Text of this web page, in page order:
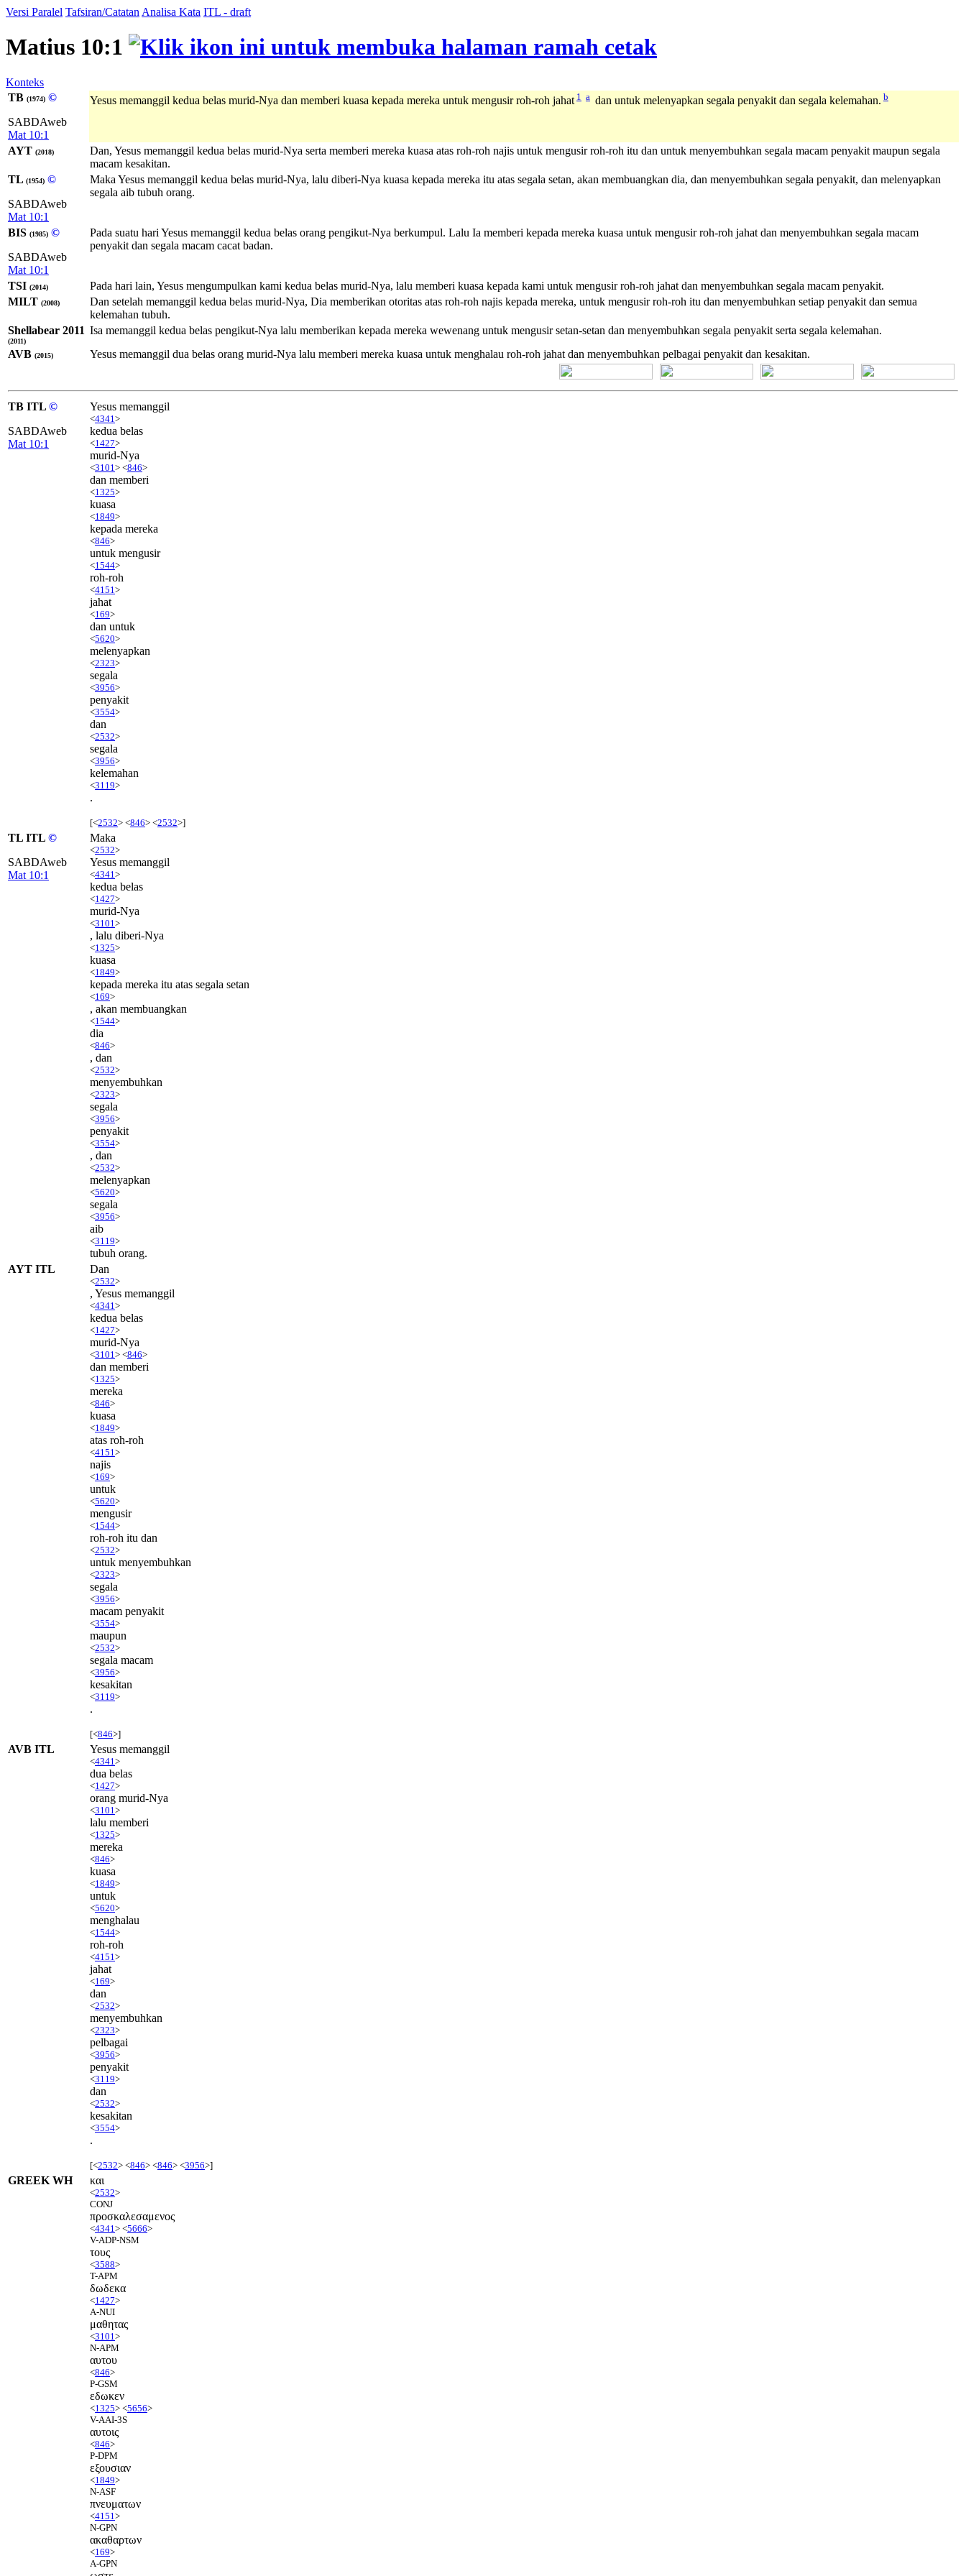
Versi Paralel Tafsiran/Catatan Analisa Kata ITL - draft
Matius 10:1
Konteks
TB (1974) ©
SABDAweb
Mat 10:1
Yesus memanggil kedua belas murid-Nya dan memberi kuasa kepada mereka untuk mengusir roh-roh jahat 1 a dan untuk melenyapkan segala penyakit dan segala kelemahan. b
AYT (2018)
Dan, Yesus memanggil kedua belas murid-Nya serta memberi mereka kuasa atas roh-roh najis untuk mengusir roh-roh itu dan untuk menyembuhkan segala macam penyakit maupun segala
macam kesakitan.
TL (1954) ©
SABDAweb
Mat 10:1
Maka Yesus memanggil kedua belas murid-Nya, lalu diberi-Nya kuasa kepada mereka itu atas segala setan, akan membuangkan dia, dan menyembuhkan segala penyakit, dan melenyapkan
segala aib tubuh orang.
BIS (1985) ©
SABDAweb
Mat 10:1
Pada suatu hari Yesus memanggil kedua belas orang pengikut-Nya berkumpul. Lalu Ia memberi kepada mereka kuasa untuk mengusir roh-roh jahat dan menyembuhkan segala macam
penyakit dan segala macam cacat badan.
TSI (2014)
Pada hari lain, Yesus mengumpulkan kami kedua belas murid-Nya, lalu memberi kuasa kepada kami untuk mengusir roh-roh jahat dan menyembuhkan segala macam penyakit.
MILT (2008)
Dan setelah memanggil kedua belas murid-Nya, Dia memberikan otoritas atas roh-roh najis kepada mereka, untuk mengusir roh-roh itu dan menyembuhkan setiap penyakit dan semua
kelemahan tubuh.
Shellabear 2011
(2011)
Isa memanggil kedua belas pengikut-Nya lalu memberikan kepada mereka wewenang untuk mengusir setan-setan dan menyembuhkan segala penyakit serta segala kelemahan.
AVB (2015) Yesus memanggil dua belas orang murid-Nya lalu memberi mereka kuasa untuk menghalau roh-roh jahat dan menyembuhkan pelbagai penyakit dan kesakitan.
TB ITL ©
SABDAweb
Mat 10:1
Yesus memanggil
<4341 >
kedua belas
<1427>
murid-Nya
<3101 > <846>
dan memberi
<1325>
kuasa
<1849>
kepada mereka
<846>
untuk mengusir
<1544>
roh-roh
<4151 >
jahat
<169>
dan untuk
<5620>
melenyapkan
<2323>
segala
<3956>
penyakit
<3554>
dan
<2532>
segala
<3956>
kelemahan
<3119>
.
[<2532> <846> <2532>]
TL ITL ©
SABDAweb
Mat 10:1
Maka
<2532>
Yesus memanggil
<4341 >
kedua belas
<1427>
murid-Nya
<3101 >
, lalu diberi-Nya
<1325>
kuasa
<1849>
kepada mereka itu atas segala setan
<169>
, akan membuangkan
<1544>
dia
<846>
, dan
<2532>
menyembuhkan
<2323>
segala
<3956>
penyakit
<3554>
, dan
<2532>
melenyapkan
<5620>
segala
<3956>
aib
<3119>
tubuh orang.
AYT ITL
Dan
<2532>
, Yesus memanggil
<4341 >
kedua belas
<1427>
murid-Nya
<3101 > <846>
dan memberi
<1325>
mereka
<846>
kuasa
<1849>
atas roh-roh
<4151 >
najis
<169>
untuk
<5620>
mengusir
<1544>
roh-roh itu dan
<2532>
untuk menyembuhkan
<2323>
segala
<3956>
macam penyakit
<3554>
maupun
<2532>
segala macam
<3956>
kesakitan
<3119>
.
[<846>]
AVB ITL Yesus memanggil
<4341 >
dua belas
<1427>
orang murid-Nya
<3101 >
lalu memberi
<1325>
mereka
<846>
kuasa
<1849>
untuk
<5620>
menghalau
<1544>
roh-roh
<4151 >
jahat
<169>
dan
<2532>
menyembuhkan
<2323>
pelbagai
<3956>
penyakit
<3119>
dan
<2532>
kesakitan
<3554>
.
[<2532> <846> <846> <3956>]
GREEK WH και
<2532>
CONJ
προσκαλεσαμενος
<4341 > <5666>
V-ADP-NSM
τους
<3588>
T-APM
δωδεκα
<1427>
A-NUI
μαθητας
<3101 >
N-APM
αυτου
<846>
P-GSM
εδωκεν
<1325> <5656>
V-AAI-3S
αυτοις
<846>
P-DPM
εξουσιαν
<1849>
N-ASF
πνευματων
<4151 >
N-GPN
ακαθαρτων
<169>
A-GPN